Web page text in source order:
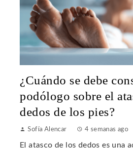
¿Cuándo se debe
podólogo sobre el
dedos de los pies?
Sofía Alencar 4 semanas ago
El atasco de los dedos es una